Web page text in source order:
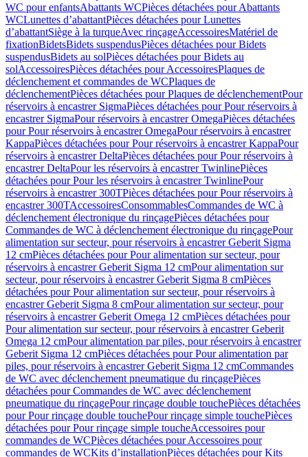
WC pour enfantsAbattants WCPièces détachées pour Abattants
WCLunettes d’abattantPièces détachées pour Lunettes
d’abattantSiège à la turqueAvec rinçageAccessoiresMatériel de
fixationBidetsBidets suspendusPièces détachées pour Bidets
suspendusBidets au solPièces détachées pour Bidets au
solAccessoiresPièces détachées pour AccessoiresPlaques de
déclenchement et commandes de WCPlaques de
déclenchementPièces détachées pour Plaques de déclenchementPour
réservoirs à encastrer SigmaPièces détachées pour Pour réservoirs à
encastrer SigmaPour réservoirs à encastrer OmegaPièces détachées
pour Pour réservoirs à encastrer OmegaPour réservoirs à encastrer
KappaPièces détachées pour Pour réservoirs à encastrer KappaPour
réservoirs à encastrer DeltaPièces détachées pour Pour réservoirs à
encastrer DeltaPour les réservoirs à encastrer TwinlinePièces
détachées pour Pour les réservoirs à encastrer TwinlinePour
réservoirs à encastrer 300TPièces détachées pour Pour réservoirs à
encastrer 300TAccessoiresConsommablesCommandes de WC à
déclenchement électronique du rinçagePièces détachées pour
Commandes de WC à déclenchement électronique du rinçagePour
alimentation sur secteur, pour réservoirs à encastrer Geberit Sigma
12 cmPièces détachées pour Pour alimentation sur secteur, pour
réservoirs à encastrer Geberit Sigma 12 cmPour alimentation sur
secteur, pour réservoirs à encastrer Geberit Sigma 8 cmPièces
détachées pour Pour alimentation sur secteur, pour réservoirs à
encastrer Geberit Sigma 8 cmPour alimentation sur secteur, pour
réservoirs à encastrer Geberit Omega 12 cmPièces détachées pour
Pour alimentation sur secteur, pour réservoirs à encastrer Geberit
Omega 12 cmPour alimentation par piles, pour réservoirs à encastrer
Geberit Sigma 12 cmPièces détachées pour Pour alimentation par
piles, pour réservoirs à encastrer Geberit Sigma 12 cmCommandes
de WC avec déclenchement pneumatique du rinçagePièces
détachées pour Commandes de WC avec déclenchement
pneumatique du rinçagePour rinçage double touchePièces détachées
pour Pour rinçage double touchePour rinçage simple touchePièces
détachées pour Pour rinçage simple toucheAccessoires pour
commandes de WCPièces détachées pour Accessoires pour
commandes de WCKits d’installationPièces détachées pour Kits